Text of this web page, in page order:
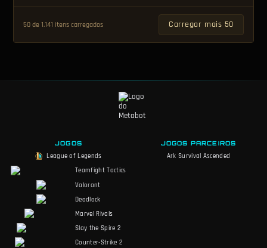
50 de 1.141 itens carregados Carregar mais 50
JOGOS
League of Legends
Teamfight Tactics
Valorant
Deadlock
Marvel Rivals
Slay the Spire 2
Counter-Strike 2
JOGOS PARCEIROS
Ark Survival Ascended